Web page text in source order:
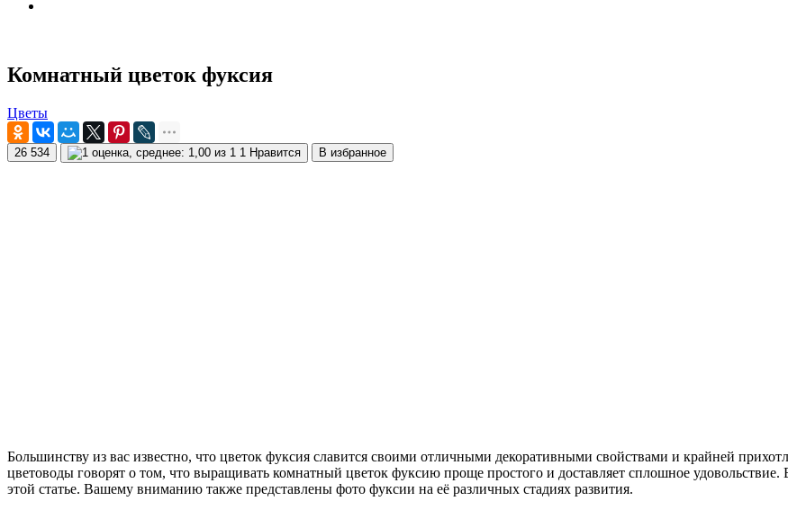
Комнатный цветок фуксия
Цветы
26 534 1 Нравится В избранное
Большинству из вас известно, что цветок фуксия славится своими отличными декоративными свойствами и крайней
цветоводы говорят о том, что выращивать комнатный цветок фуксию проще простого и доставляет сплошное удовольствие.
этой статье. Вашему вниманию также представлены фото фуксии на её различных стадиях развития.